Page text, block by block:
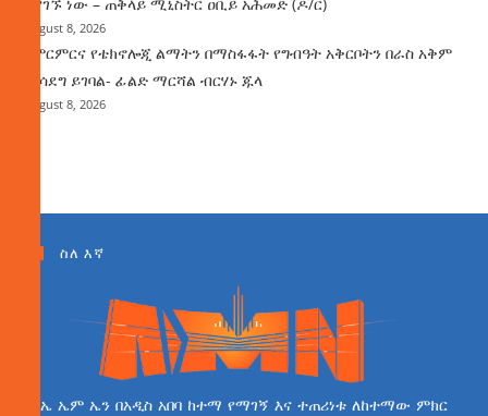
August 8, 2026
የምርምርና የቴክኖሎጂ ልማትን በማስፋፋት የግብዓት አቅርቦትን በራስ አቅም
ማሳደግ ይገባል- ፊልድ ማርሻል ብርሃኑ ጁላ
August 8, 2026
ስለ እኛ
ኤ ኤም ኤን በአዲስ አበባ ከተማ የማገኝ እና ተጠሪነቱ ለከተማው ምክር